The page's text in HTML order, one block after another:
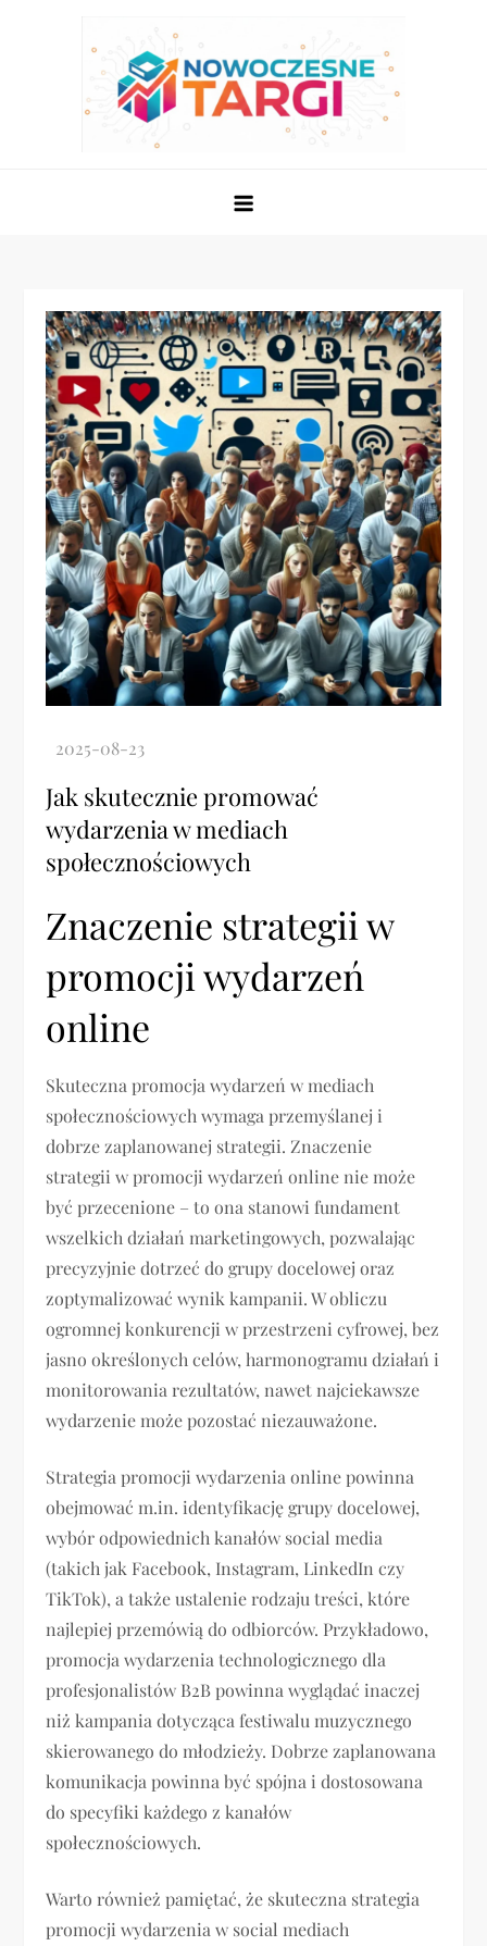
Jak skutecznie promować
wydarzenia w mediach
społecznościowych
Znaczenie strategii w
promocji wydarzeń
online
Skuteczna promocja wydarzeń w mediach
społecznościowych wymaga przemyślanej i
dobrze zaplanowanej strategii. Znaczenie
strategii w promocji wydarzeń online nie może
być przecenione – to ona stanowi fundament
wszelkich działań marketingowych, pozwalając
precyzyjnie dotrzeć do grupy docelowej oraz
zoptymalizować wynik kampanii. W obliczu
ogromnej konkurencji w przestrzeni cyfrowej, bez
jasno określonych celów, harmonogramu działań i
monitorowania rezultatów, nawet najciekawsze
wydarzenie może pozostać niezauważone.
Strategia promocji wydarzenia online powinna
obejmować m.in. identyfikację grupy docelowej,
wybór odpowiednich kanałów social media
(takich jak Facebook, Instagram, LinkedIn czy
TikTok), a także ustalenie rodzaju treści, które
najlepiej przemówią do odbiorców. Przykładowo,
promocja wydarzenia technologicznego dla
profesjonalistów B2B powinna wyglądać inaczej
niż kampania dotycząca festiwalu muzycznego
skierowanego do młodzieży. Dobrze zaplanowana
komunikacja powinna być spójna i dostosowana
do specyfiki każdego z kanałów
społecznościowych.
Warto również pamiętać, że skuteczna strategia
promocji wydarzenia w social mediach